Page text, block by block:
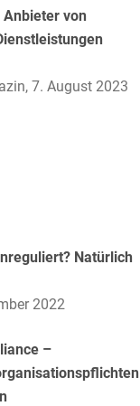
von
7. August 2023
für Anbieter
soll dich schützen
2023
–
bei Insolvenz
Natürlich
2022
–